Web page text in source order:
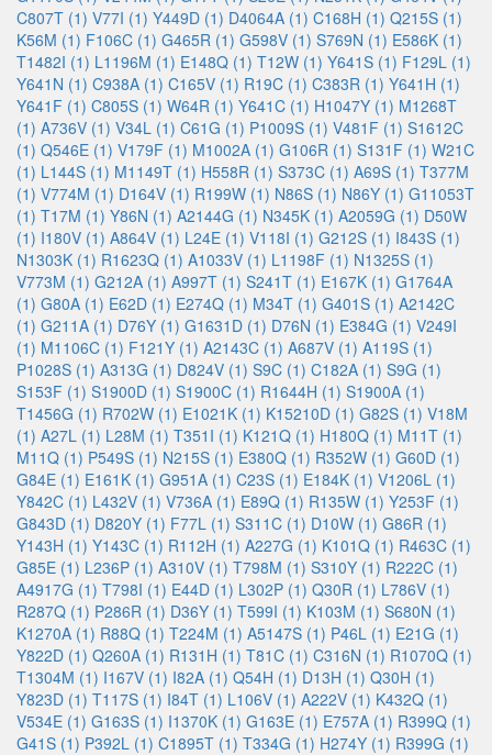
C807T (1) V77I (1) Y449D (1) D4064A (1) C168H (1) Q215S (1)
K56M (1) F106C (1) G465R (1) G598V (1) S769N (1) E586K (1)
T1482I (1) L1196M (1) E148Q (1) T12W (1) Y641S (1) F129L (1)
Y641N (1) C938A (1) C165V (1) R19C (1) C383R (1) Y641H (1)
Y641F (1) C805S (1) W64R (1) Y641C (1) H1047Y (1) M1268T
(1) A736V (1) V34L (1) C61G (1) P1009S (1) V481F (1) S1612C
(1) Q546E (1) V179F (1) M1002A (1) G106R (1) S131F (1) W21C
(1) L144S (1) M1149T (1) H558R (1) S373C (1) A69S (1) T377M
(1) V774M (1) D164V (1) R199W (1) N86S (1) N86Y (1) G11053T
(1) T17M (1) Y86N (1) A2144G (1) N345K (1) A2059G (1) D50W
(1) I180V (1) A864V (1) L24E (1) V118I (1) G212S (1) I843S (1)
N1303K (1) R1623Q (1) A1033V (1) L1198F (1) N1325S (1)
V773M (1) G212A (1) A997T (1) S241T (1) E167K (1) G1764A
(1) G80A (1) E62D (1) E274Q (1) M34T (1) G401S (1) A2142C
(1) G211A (1) D76Y (1) G1631D (1) D76N (1) E384G (1) V249I
(1) M1106C (1) F121Y (1) A2143C (1) A687V (1) A119S (1)
P1028S (1) A313G (1) D824V (1) S9C (1) C182A (1) S9G (1)
S153F (1) S1900D (1) S1900C (1) R1644H (1) S1900A (1)
T1456G (1) R702W (1) E1021K (1) K15210D (1) G82S (1) V18M
(1) A27L (1) L28M (1) T351I (1) K121Q (1) H180Q (1) M11T (1)
M11Q (1) P549S (1) N215S (1) E380Q (1) R352W (1) G60D (1)
G84E (1) E161K (1) G951A (1) C23S (1) E184K (1) V1206L (1)
Y842C (1) L432V (1) V736A (1) E89Q (1) R135W (1) Y253F (1)
G843D (1) D820Y (1) F77L (1) S311C (1) D10W (1) G86R (1)
Y143H (1) Y143C (1) R112H (1) A227G (1) K101Q (1) R463C (1)
G85E (1) L236P (1) A310V (1) T798M (1) S310Y (1) R222C (1)
A4917G (1) T798I (1) E44D (1) L302P (1) Q30R (1) L786V (1)
R287Q (1) P286R (1) D36Y (1) T599I (1) K103M (1) S680N (1)
K1270A (1) R88Q (1) T224M (1) A5147S (1) P46L (1) E21G (1)
Y822D (1) Q260A (1) R131H (1) T81C (1) C316N (1) R1070Q (1)
T1304M (1) I167V (1) I82A (1) Q54H (1) D13H (1) Q30H (1)
Y823D (1) T117S (1) I84T (1) L106V (1) A222V (1) K432Q (1)
V534E (1) G163S (1) I1370K (1) G163E (1) E757A (1) R399Q (1)
G41S (1) P392L (1) C1895T (1) T334G (1) H274Y (1) R399G (1)